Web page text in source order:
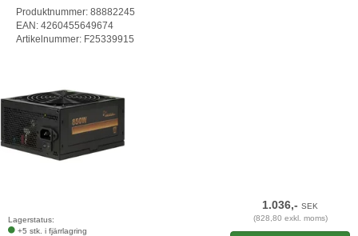
Produktnummer: 88882245
EAN: 4260455649674
Artikelnummer: F25339915
Lagerstatus:
+5 stk. i fjärrlagring
1.036,-SEK
(828,80 exkl. moms)